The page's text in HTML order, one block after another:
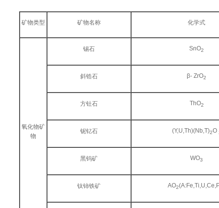
矿物类型 矿物名称 化学式
氧化物矿
物
锡石 SnO2
斜锆石 β- ZrO2
方钍石 ThO2
铌钇石 (Y,U,Th)(Nb,T)2O
黑钨矿 WO3
钛铈铁矿 AO2